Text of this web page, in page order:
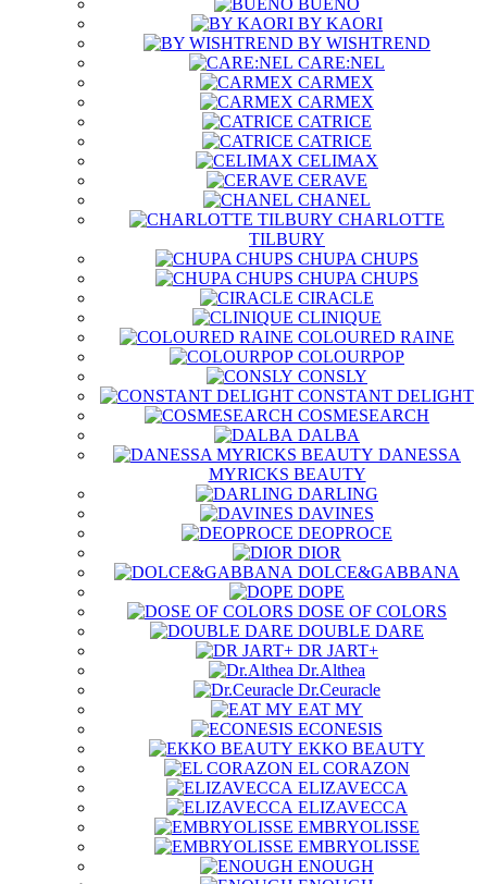
BUENO
BY KAORI
BY WISHTREND
CARE:NEL
CARMEX
CARMEX
CATRICE
CATRICE
CELIMAX
CERAVE
CHANEL
CHARLOTTE
TILBURY
CHUPA CHUPS
CHUPA CHUPS
CIRACLE
CLINIQUE
COLOURED RAINE
COLOURPOP
CONSLY
CONSTANT DELIGHT
COSMESEARCH
DALBA
DANESSA
MYRICKS BEAUTY
DARLING
DAVINES
DEOPROCE
DIOR
DOLCE&GABBANA
DOPE
DOSE OF COLORS
DOUBLE DARE
DR JART+
Dr.Althea
Dr.Ceuracle
EAT MY
ECONESIS
EKKO BEAUTY
EL CORAZON
ELIZAVECCA
ELIZAVECCA
EMBRYOLISSE
EMBRYOLISSE
ENOUGH